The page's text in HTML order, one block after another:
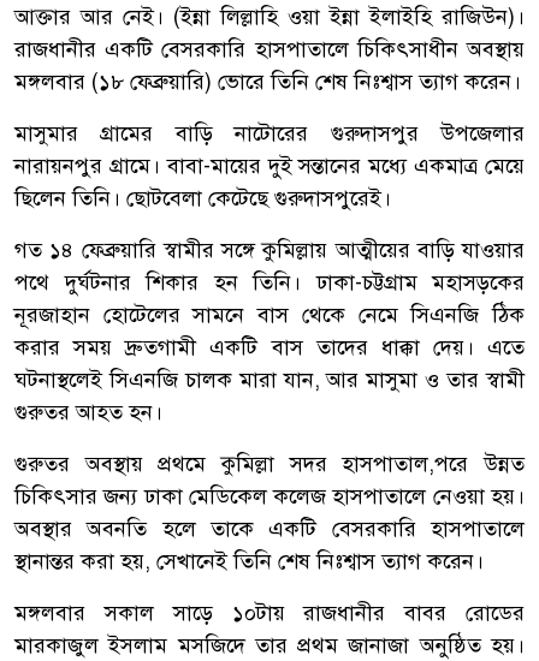
আক্তার আর নেই। (ইন্না লিল্লাহি ওয়া ইন্না ইলাইহি রাজিউন)।
রাজধানীর একটি বেসরকারি হাসপাতালে চিকিৎসাধীন অবস্থায়
মঙ্গলবার (১৮ ফেব্রুয়ারি) ভোরে তিনি শেষ নিঃশ্বাস ত্যাগ করেন।
মাসুমার গ্রামের বাড়ি নাটোরের গুরুদাসপুর উপজেলার
নারায়নপুর গ্রামে। বাবা-মায়ের দুই সন্তানের মধ্যে একমাত্র মেয়ে
ছিলেন তিনি। ছোটবেলা কেটেছে গুরুদাসপুরেই।
গত ১৪ ফেব্রুয়ারি স্বামীর সঙ্গে কুমিল্লায় আত্মীয়ের বাড়ি যাওয়ার
পথে দুর্ঘটনার শিকার হন তিনি। ঢাকা-চট্টগ্রাম মহাসড়কের
নূরজাহান হোটেলের সামনে বাস থেকে নেমে সিএনজি ঠিক
করার সময় দ্রুতগামী একটি বাস তাদের ধাক্কা দেয়। এতে
ঘটনাস্থলেই সিএনজি চালক মারা যান, আর মাসুমা ও তার স্বামী
গুরুতর আহত হন।
গুরুতর অবস্থায় প্রথমে কুমিল্লা সদর হাসপাতাল,পরে উন্নত
চিকিৎসার জন্য ঢাকা মেডিকেল কলেজ হাসপাতালে নেওয়া হয়।
অবস্থার অবনতি হলে তাকে একটি বেসরকারি হাসপাতালে
স্থানান্তর করা হয়, সেখানেই তিনি শেষ নিঃশ্বাস ত্যাগ করেন।
মঙ্গলবার সকাল সাড়ে ১০টায় রাজধানীর বাবর রোডের
মারকাজুল ইসলাম মসজিদে তার প্রথম জানাজা অনুষ্ঠিত হয়।